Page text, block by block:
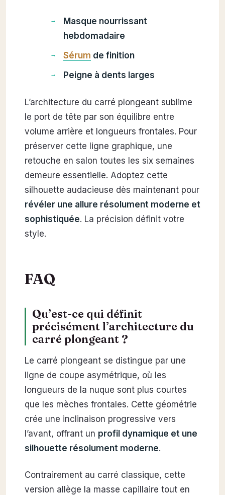
Masque nourrissant
hebdomadaire
Sérum de finition
Peigne à dents larges
L’architecture du carré plongeant sublime
le port de tête par son équilibre entre
volume arrière et longueurs frontales. Pour
préserver cette ligne graphique, une
retouche en salon toutes les six semaines
demeure essentielle. Adoptez cette
silhouette audacieuse dès maintenant pour
révéler une allure résolument moderne et
sophistiquée. La précision définit votre
style.
FAQ
Qu’est-ce qui définit
précisément l’architecture du
carré plongeant ?
Le carré plongeant se distingue par une
ligne de coupe asymétrique, où les
longueurs de la nuque sont plus courtes
que les mèches frontales. Cette géométrie
crée une inclinaison progressive vers
l’avant, offrant un profil dynamique et une
silhouette résolument moderne.
Contrairement au carré classique, cette
version allège la masse capillaire tout en